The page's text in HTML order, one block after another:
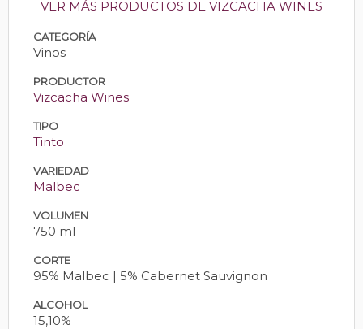
VER MÁS PRODUCTOS DE VIZCACHA WINES
CATEGORÍA
Vinos
PRODUCTOR
Vizcacha Wines
TIPO
Tinto
VARIEDAD
Malbec
VOLUMEN
750 ml
CORTE
95% Malbec | 5% Cabernet Sauvignon
ALCOHOL
15,10%